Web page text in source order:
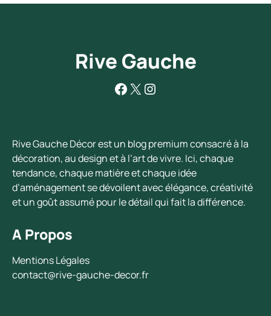
Rive Gauche
Facebook
X Instagram
Rive Gauche Décor est un blog premium consacré à la
décoration, au design et à l’art de vivre. Ici, chaque
tendance, chaque matière et chaque idée
d’aménagement se dévoilent avec élégance, créativité
et un goût assumé pour le détail qui fait la différence.
A Propos
Mentions Légales
contact@rive-gauche-decor.fr